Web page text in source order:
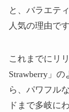
と、バラエテ
人気の理由です
これまでにリ
Strawberry」
ら、パワフル
ドまで多岐に